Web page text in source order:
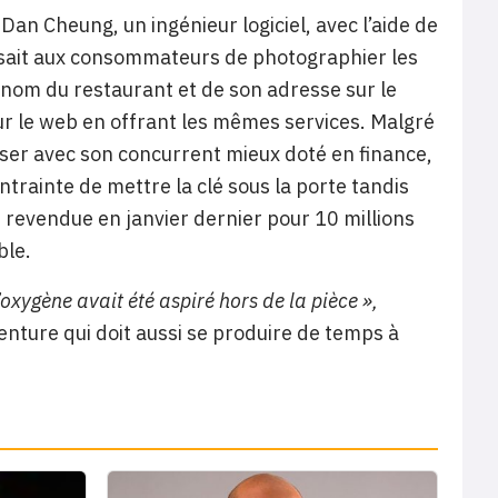
Cheung, un ingénieur logiciel, avec l’aide de
aux consommateurs de photographier les
du restaurant et de son adresse sur le
le web en offrant les mêmes services. Malgré
avec son concurrent mieux doté en finance,
de mettre la clé sous la porte tandis
en janvier dernier pour 10 millions
avait été aspiré hors de la pièce »,
qui doit aussi se produire de temps à